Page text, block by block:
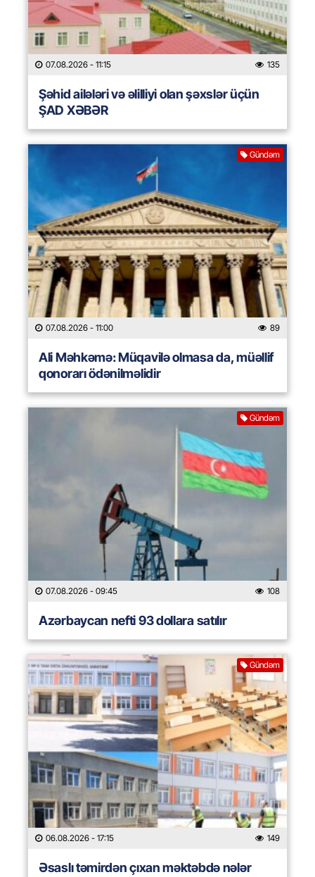
07.08.2026 - 11:15 135
Şəhid ailələri və əlilliyi olan şəxslər üçün
ŞAD XƏBƏR
Gündəm
07.08.2026 - 11:00 89
Ali Məhkəmə: Müqavilə olmasa da, müəllif
qonorarı ödənilməlidir
Gündəm
07.08.2026 - 09:45 108
Azərbaycan nefti 93 dollara satılır
Gündəm
06.08.2026 - 17:15 149
Əsaslı təmirdən çıxan məktəbdə nələr